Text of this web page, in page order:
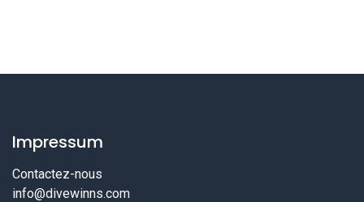
Impressum
Contactez-nous
info@divewinns.com